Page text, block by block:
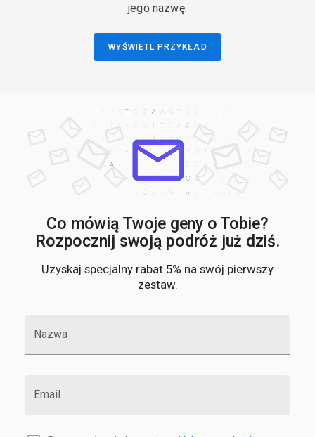
jego nazwę.
WYŚWIETL PRZYKŁAD
Co mówią Twoje geny o Tobie?
Rozpocznij swoją podróż już dziś.
Uzyskaj specjalny rabat 5% na swój pierwszy
zestaw.
Nazwa
Email